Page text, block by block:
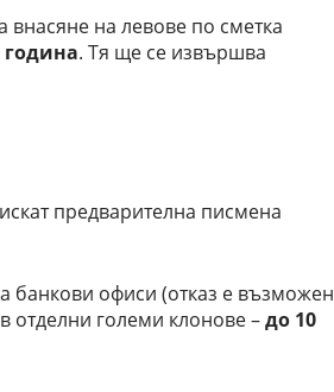
на левове по сметка
година. Тя ще се извършва
предварителна писмена
банкови офиси (отказ е възможен
отделни големи клонове –до 10